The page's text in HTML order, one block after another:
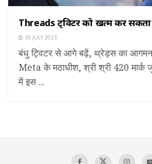
Threads ट्विटर को खत्म कर
10 JULY 2023
बंधु ट्विटर से आगे बढ़ें, थ्रेड्स का आगमन
Meta के मठाधीश, श्री श्री 420 मार्क
में इस ...